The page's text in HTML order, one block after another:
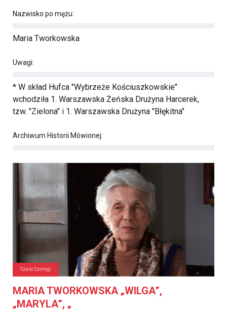
Nazwisko po mężu:
Maria Tworkowska
Uwagi:
* W skład Hufca "Wybrzeże Kościuszkowskie"
wchodziła 1. Warszawska Żeńska Drużyna Harcerek,
tzw. "Zielona" i 1. Warszawska Drużyna "Błękitna"
Archiwum Historii Mówionej:
Szare Szeregi
MARIA TWORKOWSKA „WILGA”,
„MARYLA”, „